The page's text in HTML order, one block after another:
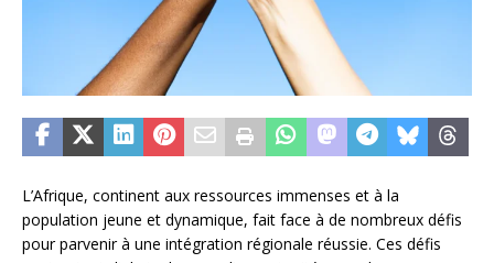
L’Afrique, continent aux ressources immenses et à la
population jeune et dynamique, fait face à de nombreux défis
pour parvenir à une intégration régionale réussie. Ces défis